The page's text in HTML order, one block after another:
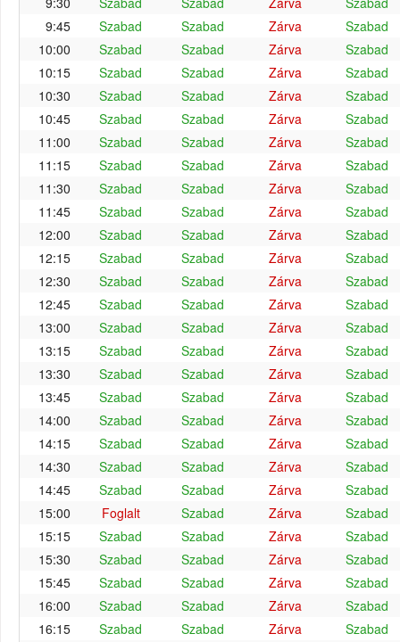
9:45
Szabad Szabad Zárva
Szabad
10:00
Szabad Szabad Zárva
Szabad
10:15
Szabad Szabad Zárva
Szabad
10:30
Szabad Szabad Zárva
Szabad
10:45
Szabad Szabad Zárva
Szabad
11:00
Szabad Szabad Zárva
Szabad
11:15
Szabad Szabad Zárva
Szabad
11:30
Szabad Szabad Zárva
Szabad
11:45
Szabad Szabad Zárva
Szabad
12:00
Szabad Szabad Zárva
Szabad
12:15
Szabad Szabad Zárva
Szabad
12:30
Szabad Szabad Zárva
Szabad
12:45
Szabad Szabad Zárva
Szabad
13:00
Szabad Szabad Zárva
Szabad
13:15
Szabad Szabad Zárva
Szabad
13:30
Szabad Szabad Zárva
Szabad
13:45
Szabad Szabad Zárva
Szabad
14:00
Szabad Szabad Zárva
Szabad
14:15
Szabad Szabad Zárva
Szabad
14:30
Szabad Szabad Zárva
Szabad
14:45
Szabad Szabad Zárva
Szabad
15:00
Foglalt Szabad Zárva
Szabad
15:15
Szabad Szabad Zárva
Szabad
15:30
Szabad Szabad Zárva
Szabad
15:45
Szabad Szabad Zárva
Szabad
16:00
Szabad Szabad Zárva
Szabad
16:15
Szabad Szabad Zárva Szabad